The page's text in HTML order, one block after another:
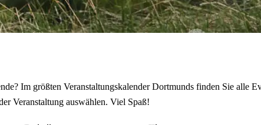
Im größten Veranstaltungskalender Dortmunds finden Sie alle
Veranstaltung auswählen. Viel Spaß!